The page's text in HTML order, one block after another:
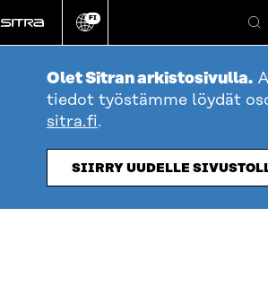
suoraan
sisältöön
Vaihda
kieli
FI
Olet Sitran arkistosivulla.
tiedot työstämme löydät
sitra.fi.
SIIRRY UUDELLE